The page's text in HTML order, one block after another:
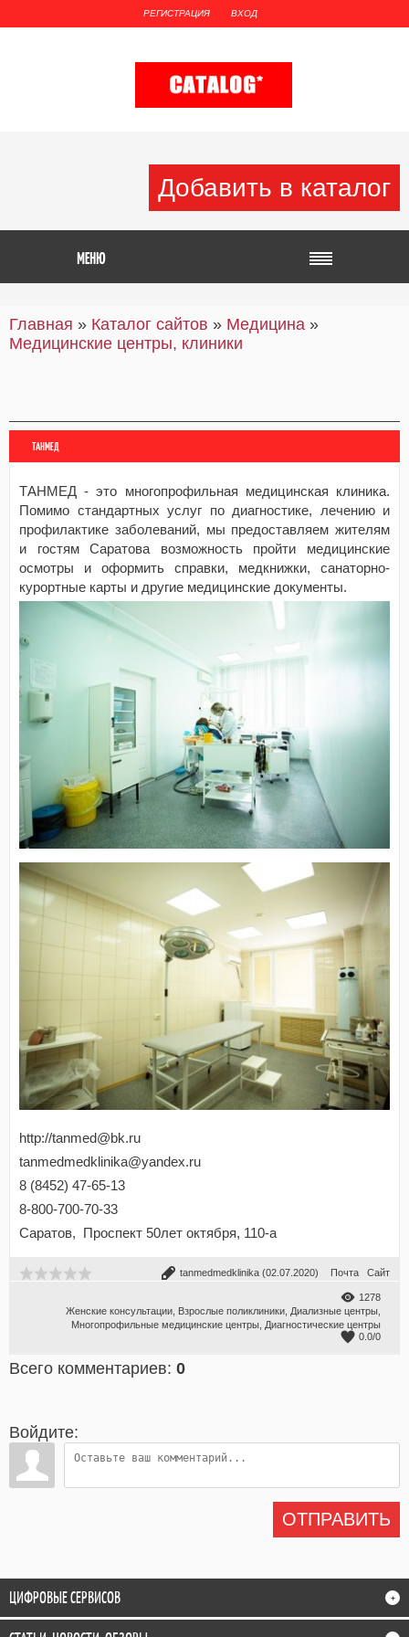
РЕГИСТРАЦИЯ ВХОД
Добавить в каталог
Главная » Каталог сайтов » Медицина »
Медицинские центры, клиники
ТАНМЕД
ТАНМЕД - это многопрофильная медицинская клиника.
Помимо стандартных услуг по диагностике, лечению и
профилактике заболеваний, мы предоставляем жителям
и гостям Саратова возможность пройти медицинские
осмотры и оформить справки, медкнижки, санаторно-
курортные карты и другие медицинские документы.
http://tanmed@bk.ru
tanmedmedklinika@yandex.ru
8 (8452) 47-65-13
8-800-700-70-33
Саратов, Проспект 50лет октября, 110-а
tanmedmedklinika (02.07.2020) Почта Сайт
1278
Женские консультации Взрослые поликлиники Диализные центры
Многопрофильные медицинские центры Диагностические центры
0.0/0
Всего комментариев: 0
Войдите:
ОТПРАВИТЬ
ЦИФРОВЫЕ СЕРВИСОВ +